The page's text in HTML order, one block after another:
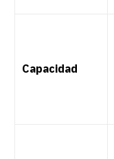
Capacidad